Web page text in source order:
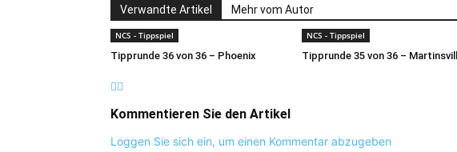
Verwandte Artikel Mehr vom Autor
NCS - Tippspiel
Tipprunde 36 von 36 – Phoenix
NCS - Tippspiel
Tipprunde 35 von 36 –
Kommentieren Sie den Artikel
Loggen Sie sich ein, um einen Kommentar abzugeben